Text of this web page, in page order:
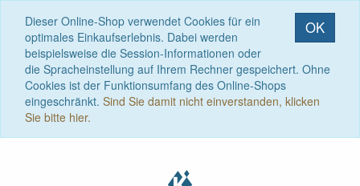
OK
Dieser Online-Shop verwendet Cookies für ein
optimales Einkaufserlebnis. Dabei werden
beispielsweise die Session-Informationen oder
die Spracheinstellung auf Ihrem Rechner gespeichert. Ohne
Cookies ist der Funktionsumfang des Online-Shops
eingeschränkt. Sind Sie damit nicht einverstanden, klicken
Sie bitte hier.